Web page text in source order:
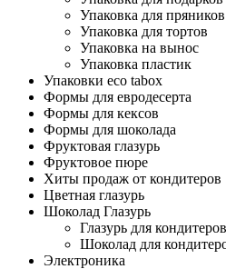
Упаковка для пряников
Упаковка для тортов
Упаковка на вынос
Упаковка пластик
Упаковки eco tabox
Формы для евродесерта
Формы для кексов
Формы для шоколада
Фруктовая глазурь
Фруктовое пюре
Хиты продаж от кондитеров
Цветная глазурь
Шоколад Глазурь
Глазурь для кондитеров
Шоколад для
Электроника